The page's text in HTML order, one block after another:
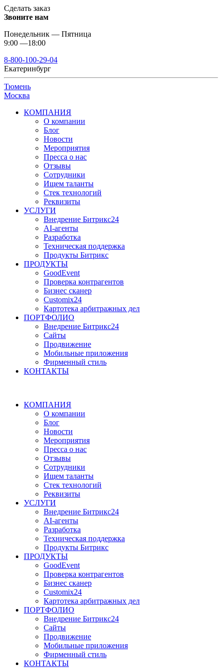
Сделать заказ
Звоните нам
Понедельник — Пятница
9:00 —18:00
8-800-100-29-04
Екатеринбург
Тюмень
Москва
КОМПАНИЯ
О компании
Блог
Новости
Мероприятия
Пресса о нас
Отзывы
Сотрудники
Ищем таланты
Стек технологий
Реквизиты
УСЛУГИ
Внедрение Битрикс24
AI-агенты
Разработка
Техническая поддержка
Продукты Битрикс
ПРОДУКТЫ
GoodEvent
Проверка контрагентов
Бизнес сканер
Customix24
Картотека арбитражных дел
ПОРТФОЛИО
Внедрение Битрикс24
Сайты
Продвижение
Мобильные приложения
Фирменный стиль
КОНТАКТЫ
КОМПАНИЯ
О компании
Блог
Новости
Мероприятия
Пресса о нас
Отзывы
Сотрудники
Ищем таланты
Стек технологий
Реквизиты
УСЛУГИ
Внедрение Битрикс24
AI-агенты
Разработка
Техническая поддержка
Продукты Битрикс
ПРОДУКТЫ
GoodEvent
Проверка контрагентов
Бизнес сканер
Customix24
Картотека арбитражных дел
ПОРТФОЛИО
Внедрение Битрикс24
Сайты
Продвижение
Мобильные приложения
Фирменный стиль
КОНТАКТЫ